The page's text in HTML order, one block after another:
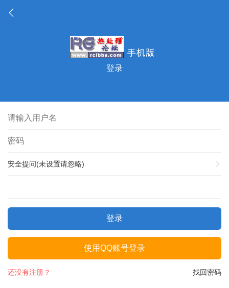
登录
安全提问(未设置请忽略)
登录
使用QQ账号登录
找回密码
还没有注册？